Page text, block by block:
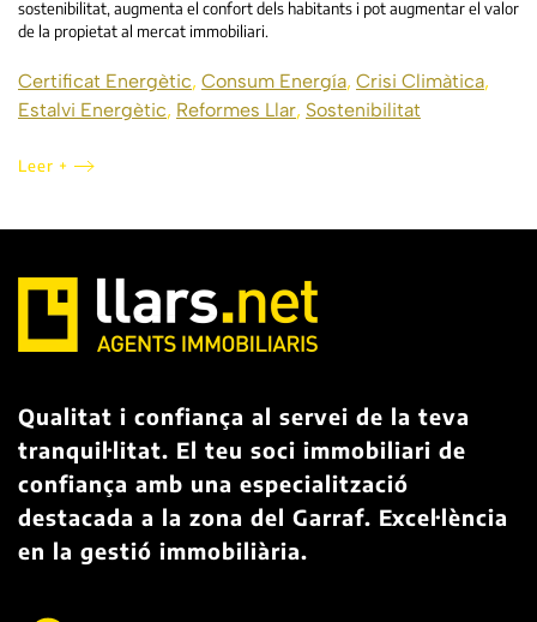
sostenibilitat, augmenta el confort dels habitants i pot augmentar el valor
de la propietat al mercat immobiliari.
Certificat Energètic, Consum Energía, Crisi Climàtica,
Estalvi Energètic, Reformes Llar, Sostenibilitat
Leer +
Qualitat i confiança al servei de la teva
tranquil·litat. El teu soci immobiliari de
confiança amb una especialització
destacada a la zona del Garraf. Excel·lència
en la gestió immobiliària.